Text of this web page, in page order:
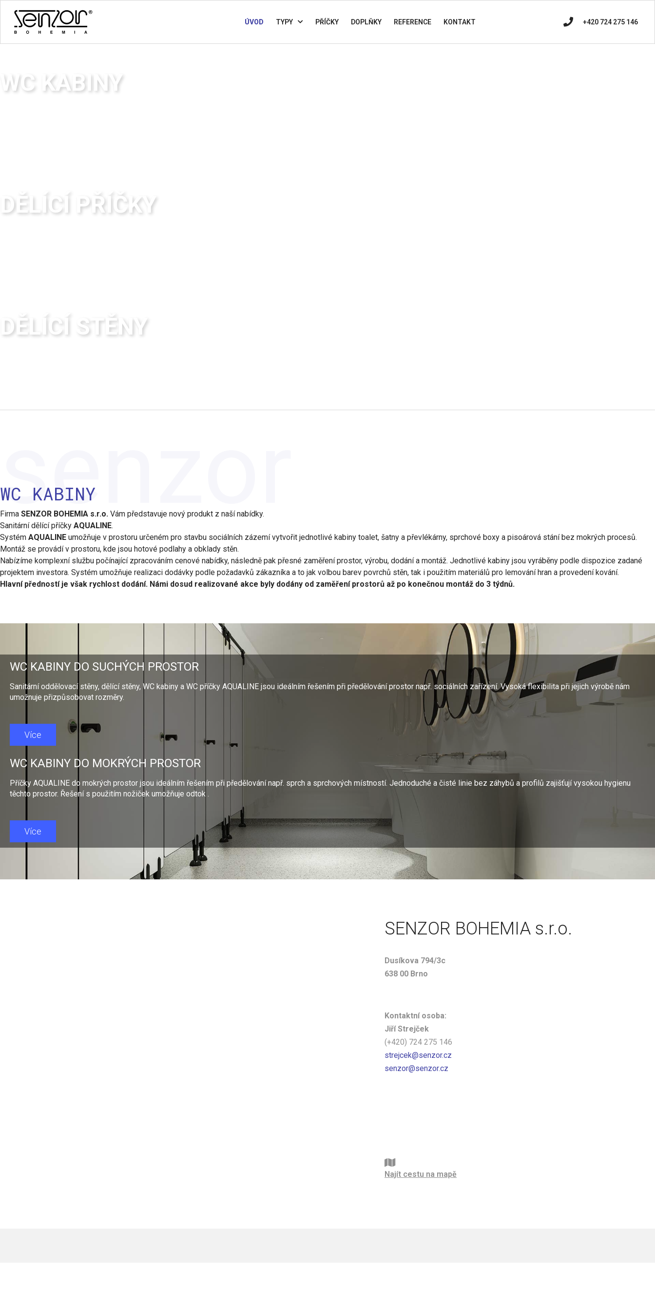
ÚVOD TYPY PŘÍČKY DOPLŇKY REFERENCE KONTAKT +420 724 275 146
WC KABINY
DĚLÍCÍ PŘÍČKY
DĚLÍCÍ STĚNY
senzor
WC KABINY
Firma SENZOR BOHEMIA s.r.o. Vám představuje nový produkt z naší nabídky.
Sanitární dělící příčky AQUALINE.
Systém AQUALINE umožňuje v prostoru určeném pro stavbu sociálních zázemí vytvořit jednotlivé kabiny toalet, šatny a převlékárny, sprchové boxy a pisoárová stání bez mokrých procesů.
Montáž se provádí v prostoru, kde jsou hotové podlahy a obklady stěn.
Nabízíme komplexní službu počínající zpracováním cenové nabídky, následně pak přesné zaměření prostor, výrobu, dodání a montáž. Jednotlivé kabiny jsou vyráběny podle dispozice zadané
projektem investora. Systém umožňuje realizaci dodávky podle požadavků zákazníka a to jak volbou barev povrchů stěn, tak i použitím materiálů pro lemování hran a provedení kování.
Hlavní předností je však rychlost dodání. Námi dosud realizované akce byly dodány od zaměření prostorů až po konečnou montáž do 3 týdnů.
WC KABINY DO SUCHÝCH PROSTOR
Sanitární oddělovací stěny, dělící stěny, WC kabiny a WC příčky AQUALINE jsou ideálním řešením při předělování prostor např. sociálních zařízení. Vysoká flexibilita při jejich výrobě nám
umožnuje přizpůsobovat rozměry.
Více
WC KABINY DO MOKRÝCH PROSTOR
Příčky AQUALINE do mokrých prostor jsou ideálním řešením při předělování např. sprch a sprchových místností. Jednoduché a čisté linie bez záhybů a profilů zajišťují vysokou hygienu
těchto prostor. Řešení s použitím nožiček umožňuje odtok .
Více
SENZOR BOHEMIA s.r.o.
Dusíkova 794/3c
638 00 Brno
Kontaktní osoba:
Jiří Strejček
(+420) 724 275 146
strejcek@senzor.cz
senzor@senzor.cz
Najít cestu na mapě